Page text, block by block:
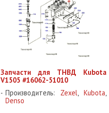
Запчасти для ТНВД Kubota
V1505 #16062-51010
Производитель: Zexel,Kubota,
Denso